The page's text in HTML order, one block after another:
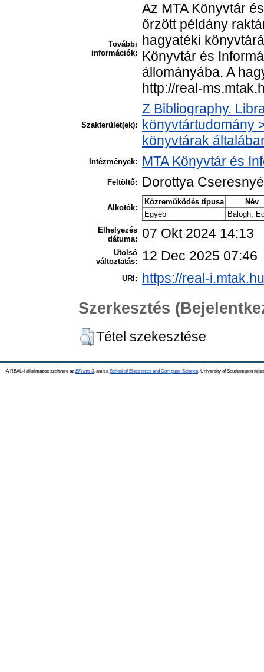
További
információk:
Az MTA Könyvtár
őrzött példány
hagyatéki
Könyvtár és
állományába. A
http://real-
Szakterület(ek):
Z Bibliography.
könyvtártudomány
könyvtárak
Intézmények: MTA Könyvtár és
Feltöltő: Dorottya
Alkotók:
Közreműködés típusa
Név
Egyéb
Balogh,
Elhelyezés
dátuma:
07 Okt 2024 14:13
Utolsó
változtatás:
12 Dec 2025 07:46
URI: https://real-
Szerkesztés
Tétel szekesztése
A REAL-I alkalmazott szoftvere az EPrints 3, amit a School of Electronics and Computer Science , University of Southampton